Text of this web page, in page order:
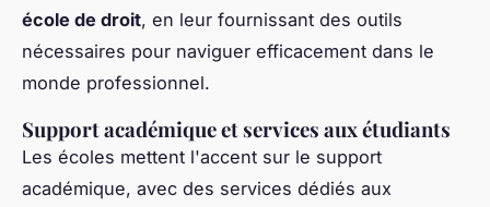
école de droit, en leur fournissant des outils
nécessaires pour naviguer efficacement dans le
monde professionnel.
Support académique et services aux étudiants
Les écoles mettent l'accent sur le support
académique, avec des services dédiés aux